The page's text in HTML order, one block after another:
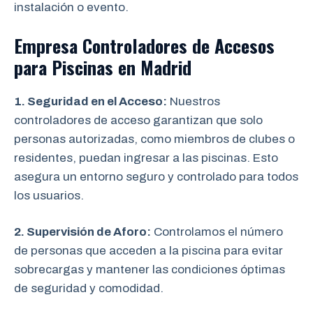
instalación o evento.
Empresa Controladores de Accesos
para Piscinas en Madrid
1. Seguridad en el Acceso: Nuestros
controladores de acceso garantizan que solo
personas autorizadas, como miembros de clubes o
residentes, puedan ingresar a las piscinas. Esto
asegura un entorno seguro y controlado para todos
los usuarios.
2. Supervisión de Aforo: Controlamos el número
de personas que acceden a la piscina para evitar
sobrecargas y mantener las condiciones óptimas
de seguridad y comodidad.